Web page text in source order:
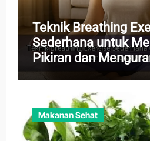
Teknik Breathing
Sederhana untuk
Pikiran dan
Harian
Makanan Sehat